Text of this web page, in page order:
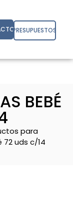
PRESUPUESTOS
BEBÉ
para
uds c/14